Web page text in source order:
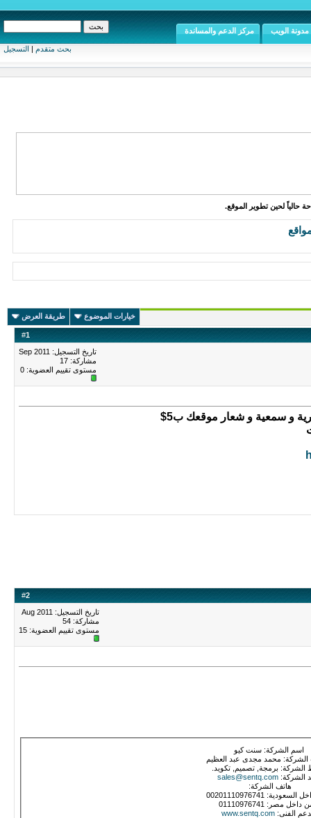
بحث متقدم | التسجيل
مدونة الويب مركز الدعم والمساندة
حالياً لحين تطوير الموقع.
خيارات الموضوع طريقة العرض
#1
تاريخ التسجيل: Sep 2011
مشاركة: 17
مستوى تقييم العضوية: 0
و سمعية و شعار موقعك ب5$
#2
تاريخ التسجيل: Aug 2011
مشاركة: 54
مستوى تقييم العضوية: 15
اسم الشركة: سنت كيو
محمد مجدى عبد العظيم
الشركة: برمجة, تصميم, تكويد.
الشركة: sales@sentq.com
هاتف الشركة:
00201110976741
مصر: 01110976741
الفنى: www.sentq.com